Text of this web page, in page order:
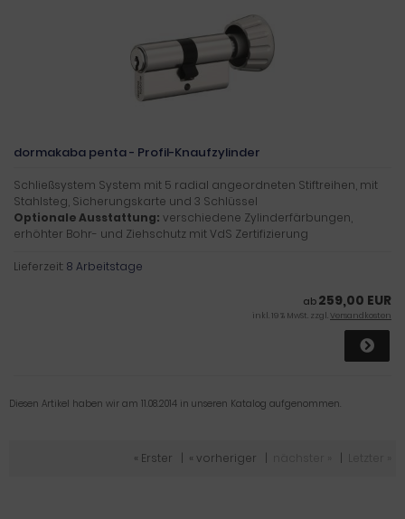
dormakaba penta - Profil-Knaufzylinder
Schließsystem System mit 5 radial angeordneten Stiftreihen, mit
Stahlsteg, Sicherungskarte und 3 Schlüssel
Optionale Ausstattung: verschiedene Zylinderfärbungen,
erhöhter Bohr- und Ziehschutz mit VdS Zertifizierung
Lieferzeit: 8 Arbeitstage
ab 259,00 EUR
inkl. 19 % MwSt. zzgl.Versandkosten
Diesen Artikel haben wir am 11.08.2014 in unseren Katalog aufgenommen.
« Erster « vorheriger